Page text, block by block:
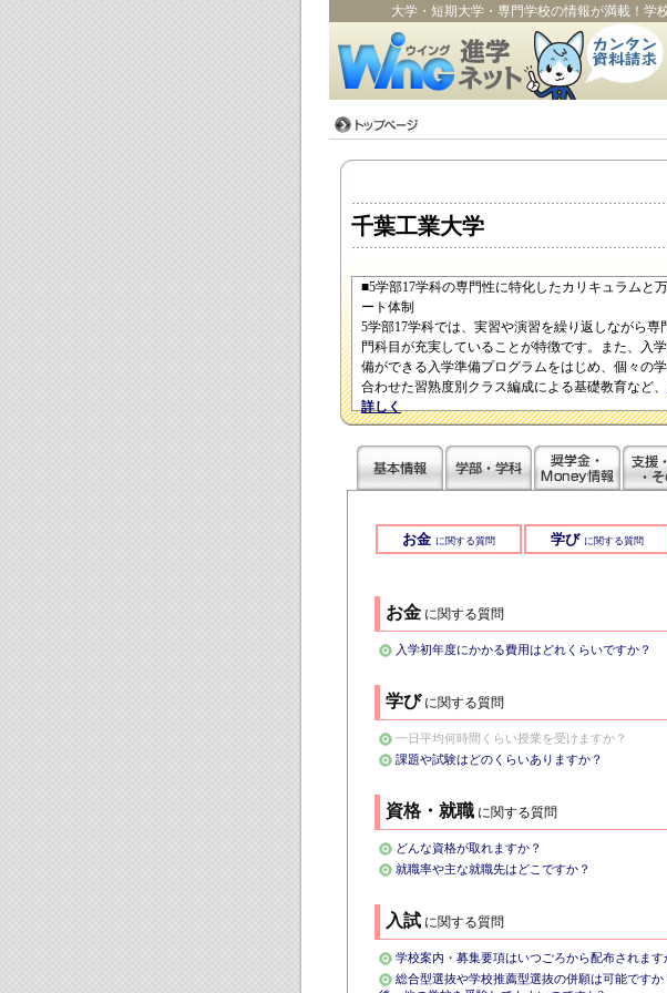
大学・短期大学・専門学校の情報が満載！学
千葉工業大学
■5学部17学科の専門性に特化したカリキュラムと
ート体制
5学部17学科では、実習や演習を繰り返しながら専
門科目が充実していることが特徴です。また、入
備ができる入学準備プログラムをはじめ、個々の
合わせた習熟度別クラス編成による基礎教育など、
詳しく
お金 に関する質問 学び に関する質問
お金 に関する質問
入学初年度にかかる費用はどれくらいですか？
学び に関する質問
一日平均何時間くらい授業を受けますか？
課題や試験はどのくらいありますか？
資格・就職 に関する質問
どんな資格が取れますか？
就職率や主な就職先はどこですか？
入試 に関する質問
学校案内・募集要項はいつごろから配布されます
総合型選抜や学校推薦型選抜の併願は可能ですか